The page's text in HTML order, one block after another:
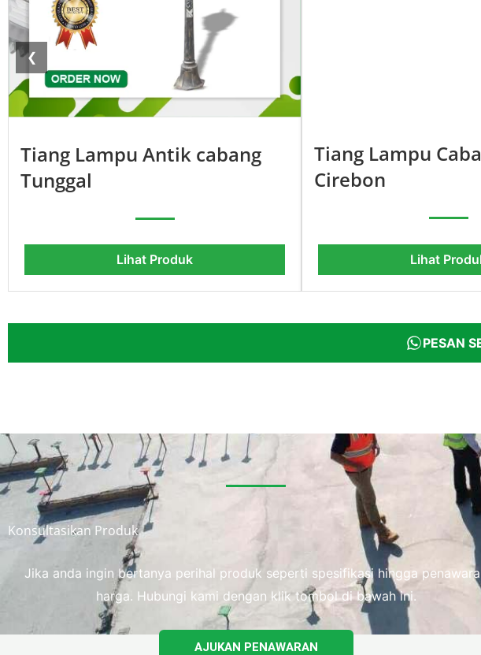
❮
Tiang Lampu Antik cabang
Tunggal
Lihat Produk
Tiang Lampu
Cirebon
Lihat
PESAN
Konsultasikan Produk
Jika anda ingin bertanya perihal produk seperti spesifikasi hingga
harga. Hubungi kami dengan klik tombol di bawah ini.
AJUKAN PENAWARAN